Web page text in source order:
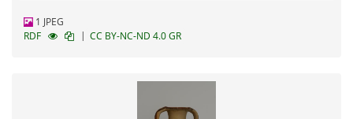
1 JPEG
RDF
| CC BY-NC-ND 4.0 GR